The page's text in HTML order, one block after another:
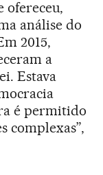
ofereceu,
análise do
2015,
a
Estava
é permitido
complexas”,